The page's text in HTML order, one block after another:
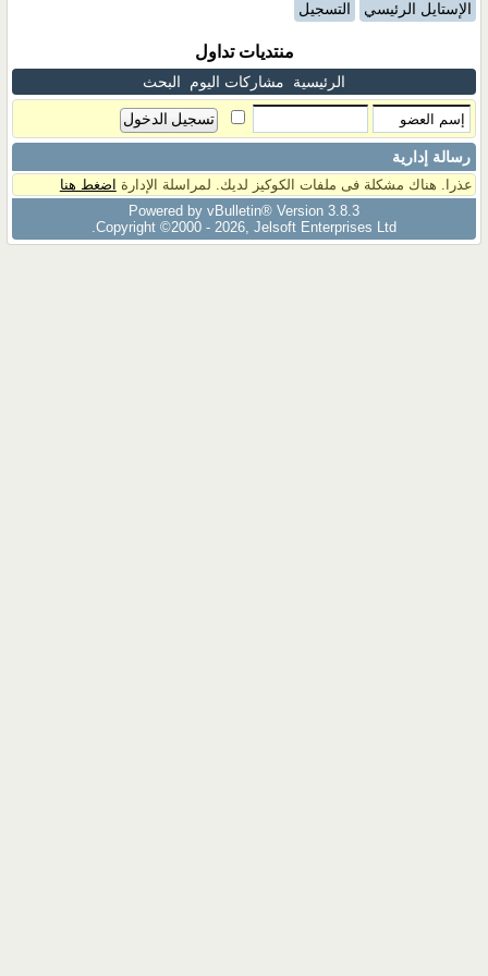
الإستايل الرئيسي التسجيل
منتديات تداول
الرئيسية مشاركات اليوم البحث
رسالة إدارية
عذرا. هناك مشكلة فى ملفات الكوكيز لديك. لمراسلة الإدارة اضغط هنا
Powered by vBulletin® Version 3.8.3
Copyright ©2000 - 2026, Jelsoft Enterprises Ltd.